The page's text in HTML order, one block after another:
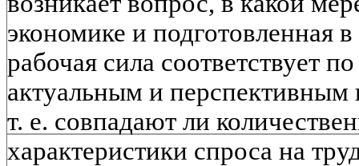
экономике и подготовленная
рабочая сила соответствует
актуальным и перспективным
т. е. совпадают ли
характеристики спроса на